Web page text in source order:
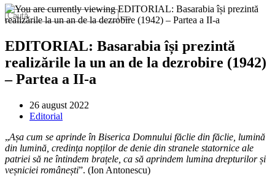
EDITORIAL: Basarabia își prezintă
realizările la un an de la dezrobire (1942)
– Partea a II-a
Post
published:
26 august 2022
Post
Editorial
„Așa cum se aprinde în Biserica Domnului făclie din făclie, lumină
din lumină, credința nopților de denie din stranele statornice ale
patriei să ne întindem brațele, ca să aprindem lumina drepturilor și
veșniciei românești”. (Ion Antonescu)